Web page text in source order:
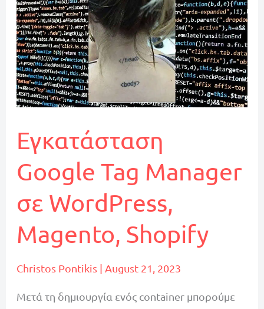
Tag
Manager
Εγκατάσταση
Google Tag Manager
σε WordPress,
Magento, Shopify
Christos Pontikis | August 21, 2023
Μετά τη δημιουργία ενός container μπορούμε